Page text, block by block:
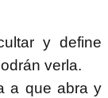
y define
verla.
a que abra y